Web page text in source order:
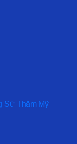
Sứ Thẩm Mỹ